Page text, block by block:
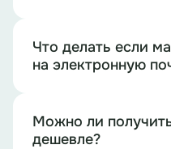
Что делать если
на электронную
Можно ли
дешевле?